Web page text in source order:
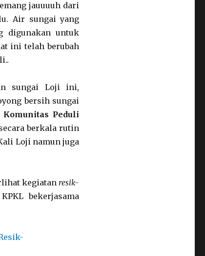
jauuuuh dari
Air sungai yang
digunakan untuk
ini telah berubah
sungai Loji ini,
bersih sungai
Komunitas Peduli
berkala rutin
Loji namun juga
kegiatanresik-
bekerjasama